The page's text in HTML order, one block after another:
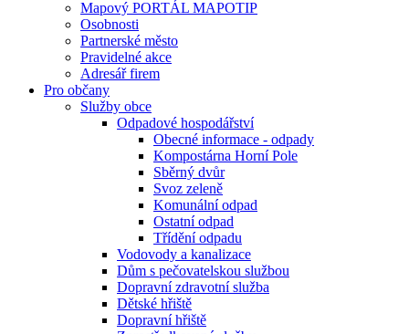
Mapový PORTÁL MAPOTIP
Osobnosti
Partnerské město
Pravidelné akce
Adresář firem
Pro občany
Služby obce
Odpadové hospodářství
Obecné informace - odpady
Kompostárna Horní Pole
Sběrný dvůr
Svoz zeleně
Komunální odpad
Ostatní odpad
Třídění odpadu
Vodovody a kanalizace
Dům s pečovatelskou službou
Dopravní zdravotní služba
Dětské hřiště
Dopravní hřiště